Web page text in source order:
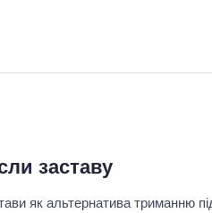
заставу
як альтернатива триманню